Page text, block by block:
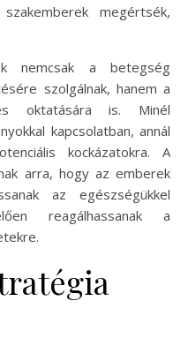
megértsék,
nemcsak a betegség
szolgálnak, hanem a
oktatására is. Minél
kapcsolatban, annál
kockázatokra. A
arra, hogy az emberek
az egészségükkel
reagálhassanak a